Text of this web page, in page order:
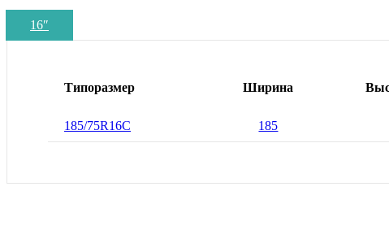
16″
Типоразмер Ширина
185/75R16С 185